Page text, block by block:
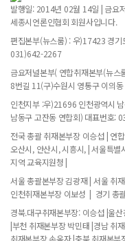
발행일: 2014년 02월 14일 | 금요
세종시언론인협회 회원사입니다.
편집본부(뉴스룸) : 우)17423 경
031)642-2267
금요저널본부( 연합취재본부(뉴
8번길 11(구)수원시 영통구 이의
인천지부 :우)21696 인천광역시
남동구 고잔동 연합회) 대표번호
전국 총괄 취재본부장 이승섭 | 연
오산시, 안산시, 시흥시, | 서울특
지역 교육지원청 |
서울 총괄본부장 김광재 | 서울 취
인천취재본부장 이보성 | 경기 총
경북.대구취재본부장: 이승섭 |울
|부천 취재본부장 박민태 |경남 취